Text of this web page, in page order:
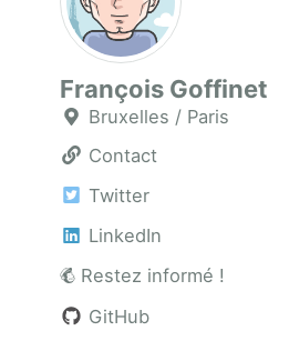
François Goffinet
Bruxelles / Paris
Contact
Twitter
LinkedIn
Restez informé !
GitHub